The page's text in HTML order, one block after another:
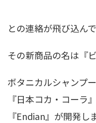
との連絡が飛び込ん
その新商品の名は『
ボタニカルシャンプ
『日本コカ・コーラ
『Endian』が開発し